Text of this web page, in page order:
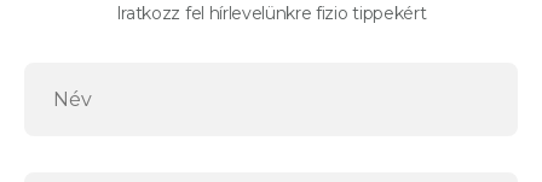
Iratkozz fel hírlevelünkre fizio tippekért